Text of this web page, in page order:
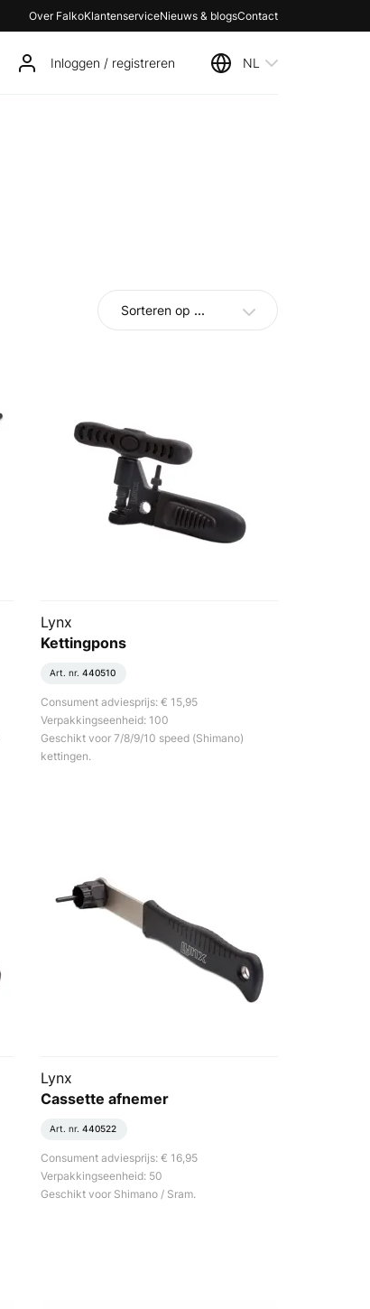
Over FalkoKlantenserviceNieuws & blogsContact
Inloggen / registreren NL
Sorteren op ...
Lynx
Kettingpons
Art. nr.440510
Consument adviesprijs: € 15,95
Verpakkingseenheid: 100
Geschikt voor 7/8/9/10 speed (Shimano)
kettingen.
Lynx
Cassette afnemer
Art. nr.440522
Consument adviesprijs: € 16,95
Verpakkingseenheid: 50
Geschikt voor Shimano / Sram.